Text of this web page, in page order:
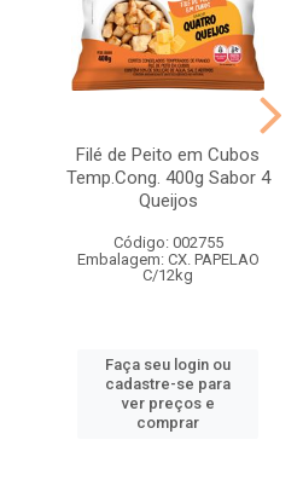
Filé de Peito em Cubos
Temp.Cong. 400g Sabor 4
Queijos
Código: 002755
Embalagem: CX. PAPELAO
C/12kg
Faça seu login ou
cadastre-se para
ver preços e
comprar